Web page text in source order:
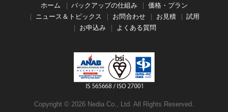
ホーム
バックアップの仕組み
価格・プラン
ニュース＆トピックス
お問合わせ お見積
試用
お申込み
よくある質問
Copyright © 2026 Nedia Co., Ltd. All Rights Reserved.